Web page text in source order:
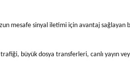
mesafe sinyal iletimi için avantaj sağlayan
büyük dosya transferleri, canlı yayın